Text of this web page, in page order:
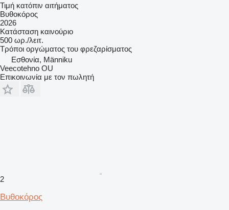
Τιμή κατόπιν αιτήματος
Βυθοκόρος
2026
Κατάσταση καινούριο
500 ωρ./λειτ.
Τρόποι οργώματος του φρεζαρίσματος
Εσθονία, Männiku
Veecotehno OU
Επικοινωνία με τον πωλητή
2
Βυθοκόρος